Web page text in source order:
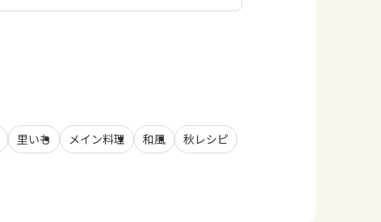
里いも メイン料理 和風
秋レシピ